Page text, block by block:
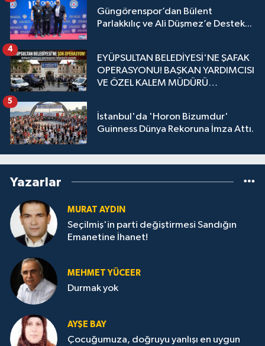
Güngörenspor’dan Bülent
Parlakkılıç ve Ali Düşmez’e Destek...
EYÜPSULTAN BELEDİYESİ'NE ŞAFAK
OPERASYONU! BAŞKAN YARDIMCISI
VE ÖZEL KALEM MÜDÜRÜ
4
İstanbul'da 'Horon Bizumdur'
Guinness Dünya Rekoruna İmza Attı.
5
Yazarlar
MURAT AYDIN
Seçilmiş'in parti değiştirmesi Sandığın
Emanetine İhanet!
MEHMET YÜCEER
Durmak yok
AYŞE BAY
Çocuğumuza, doğruyu yanlışı en uygun